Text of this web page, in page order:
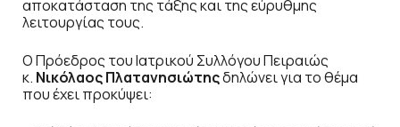
αποκατάσταση της τάξης και της εύρυθμης
λειτουργίας τους.
Ο Πρόεδρος του Ιατρικού Συλλόγου Πειραιώς
κ. Νικόλαος Πλατανησιώτηςδηλώνει για το θέμα
που έχει προκύψει: